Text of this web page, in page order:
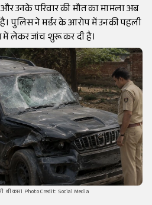
उनके परिवार की मौत का मामला अब
पुलिस ने मर्डर के आरोप में उनकी पहली
में लेकर जांच शुरू कर दी है।
थी कार। Photo Credit: Social Media